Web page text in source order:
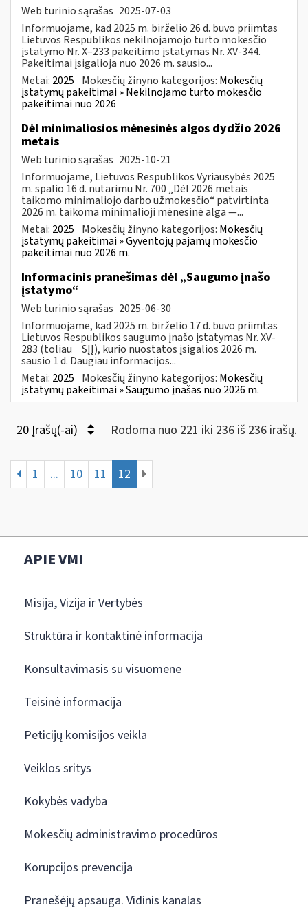
Web turinio sąrašas 2025-07-03
Informuojame, kad 2025 m. birželio 26 d. buvo priimtas
Lietuvos Respublikos nekilnojamojo turto mokesčio
įstatymo Nr. X–233 pakeitimo įstatymas Nr. XV-344.
Pakeitimai įsigalioja nuo 2026 m. sausio...
Metai: 2025 Mokesčių žinyno kategorijos: Mokesčių
įstatymų pakeitimai » Nekilnojamo turto mokesčio
pakeitimai nuo 2026
Dėl minimaliosios mėnesinės algos dydžio 2026
metais
Web turinio sąrašas 2025-10-21
Informuojame, Lietuvos Respublikos Vyriausybės 2025
m. spalio 16 d. nutarimu Nr. 700 „Dėl 2026 metais
taikomo minimaliojo darbo užmokesčio“ patvirtinta
2026 m. taikoma minimalioji mėnesinė alga —...
Metai: 2025 Mokesčių žinyno kategorijos: Mokesčių
įstatymų pakeitimai » Gyventojų pajamų mokesčio
pakeitimai nuo 2026 m.
Informacinis pranešimas dėl „Saugumo įnašo
įstatymo“
Web turinio sąrašas 2025-06-30
Informuojame, kad 2025 m. birželio 17 d. buvo priimtas
Lietuvos Respublikos saugumo įnašo įstatymas Nr. XV-
283 (toliau − SĮĮ), kurio nuostatos įsigalios 2026 m.
sausio 1 d. Daugiau informacijos...
Metai: 2025 Mokesčių žinyno kategorijos: Mokesčių
įstatymų pakeitimai » Saugumo įnašas nuo 2026 m.
20 Įrašų(-ai) Rodoma nuo 221 iki 236 iš 236 irašų.
1 ... 10 11 12
APIE VMI
Misija, Vizija ir Vertybės
Struktūra ir kontaktinė informacija
Konsultavimasis su visuomene
Teisinė informacija
Peticijų komisijos veikla
Veiklos sritys
Kokybės vadyba
Mokesčių administravimo procedūros
Korupcijos prevencija
Pranešėjų apsauga. Vidinis kanalas